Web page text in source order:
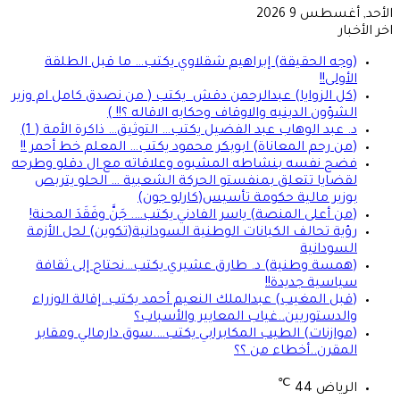
الأحد, أغسطس 9 2026
اخر الأخبار
(وجه الحقيقة) إبراهيم شقلاوي يكتب… ما قبل الطلقة
الأولى!!
(كل الزوايا) عبدالرحمن دقش يكتب ( من نصدق كامل ام وزير
الشؤون الدينيه والاوقاف وحكايه الاقاله ؟!! )
د. عبد الوهاب عبد الفضيل يكتب… التوثيق… ذاكرة الأمة ( 1)
(من رحم المعاناة) ابوبكر محمود يكتب… المعلم خط أحمر !!
فضح نفسه بنشاطه المشبوه وعلاقاته مع ال دقلو وطرحه
لقضايا تتعلق بمنفستو الحركة الشعبية … الحلو يتربص
بوزير مالية حكومة تأسيس(كارلو جون)
(من أعلى المنصة) ياسر الفادني يكتب…. جَنَّ وفَقَدَ المحنة!
رؤية تحالف الكيانات الوطنية السودانية(تكوين) لحل الأزمة
السودانية
(همسة وطنية) د. طارق عشيري يكتب…نحتاج إلى ثقافة
سياسية جديدة!!
(قبل المغيب) عبدالملك النعيم أحمد يكتب..إقالة الوزراء
والدستوريين..غياب المعايير والأسباب؟
(موازنات) الطيب المكابرابي يكتب….سوق دارمالي ومقابر
المقرن..أخطاء من ؟؟
الرياض 44
℃